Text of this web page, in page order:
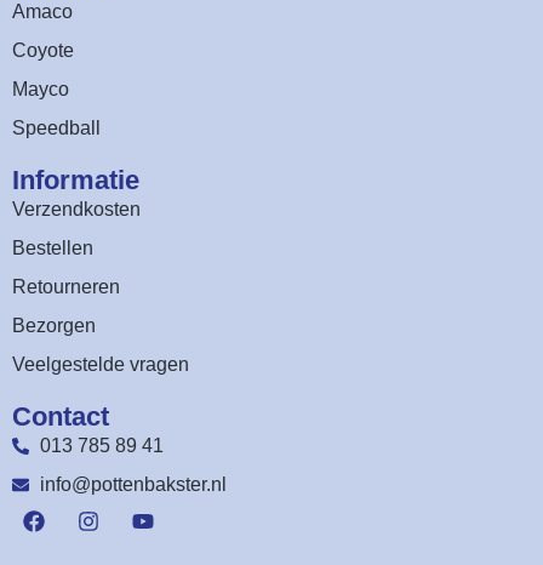
Amaco
Coyote
Mayco
Speedball
Informatie
Verzendkosten
Bestellen
Retourneren
Bezorgen
Veelgestelde vragen
Contact
013 785 89 41
info@pottenbakster.nl